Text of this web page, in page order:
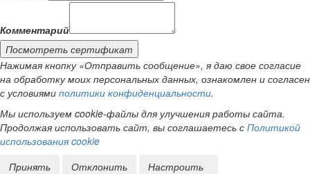
Комментарий
Посмотреть сертификат
Нажимая кнопку «Отправить сообщение», я даю свое согласие
на обработку моих персональных данных, ознакомлен и согласен
с условиями политики конфиденциальности.
Мы используем cookie-файлы для улучшения работы сайта.
Продолжая использовать сайт, вы соглашаетесь с Политикой
использования cookie
Принять
Отклонить
Настроить